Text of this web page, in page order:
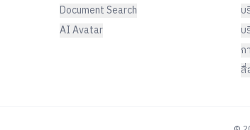
Document Search
AI Avatar
บ
บ
ก
สื่